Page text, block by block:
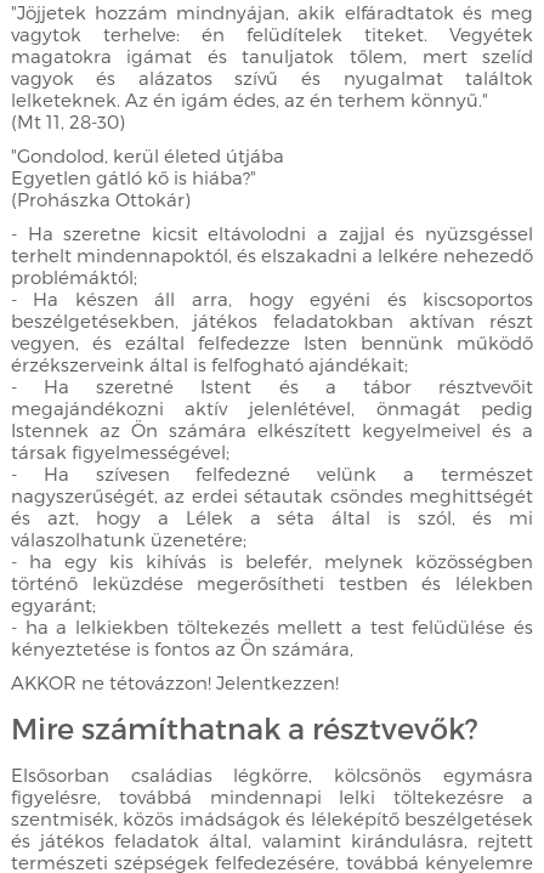
"Jöjjetek hozzám mindnyájan, akik elfáradtatok és meg
vagytok terhelve: én felüdítelek titeket. Vegyétek
magatokra igámat és tanuljatok tőlem, mert szelíd
vagyok és alázatos szívű és nyugalmat találtok
lelketeknek. Az én igám édes, az én terhem könnyű."
(Mt 11, 28-30)
"Gondolod, kerül életed útjába
Egyetlen gátló kő is hiába?"
(Prohászka Ottokár)
- Ha szeretne kicsit eltávolodni a zajjal és nyüzsgéssel
terhelt mindennapoktól, és elszakadni a lelkére nehezedő
problémáktól;
- Ha készen áll arra, hogy egyéni és kiscsoportos
beszélgetésekben, játékos feladatokban aktívan részt
vegyen, és ezáltal felfedezze Isten bennünk működő
érzékszerveink által is felfogható ajándékait;
- Ha szeretné Istent és a tábor résztvevőit
megajándékozni aktív jelenlétével, önmagát pedig
Istennek az Ön számára elkészített kegyelmeivel és a
társak figyelmességével;
- Ha szívesen felfedezné velünk a természet
nagyszerűségét, az erdei sétautak csöndes meghittségét
és azt, hogy a Lélek a séta által is szól, és mi
válaszolhatunk üzenetére;
- ha egy kis kihívás is belefér, melynek közösségben
történő leküzdése megerősítheti testben és lélekben
egyaránt;
- ha a lelkiekben töltekezés mellett a test felüdülése és
kényeztetése is fontos az Ön számára,
AKKOR ne tétovázzon! Jelentkezzen!
Mire számíthatnak a résztvevők?
Elsősorban családias légkörre, kölcsönös egymásra
figyelésre, továbbá mindennapi lelki töltekezésre a
szentmisék, közös imádságok és léleképítő beszélgetések
és játékos feladatok által, valamint kirándulásra, rejtett
természeti szépségek felfedezésére, továbbá kényelemre